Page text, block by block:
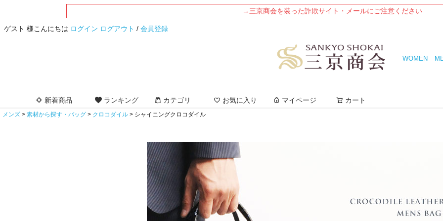
→三京商会を装った詐欺サイト・メールにご注意ください
ゲスト 様こんにちは ログイン ログアウト / 会員登録
WOMEN
新着商品 ランキング カテゴリ お気に入り マイページ カート
メンズ 素材から探す・バッグ クロコダイル シャイニングクロコダイル